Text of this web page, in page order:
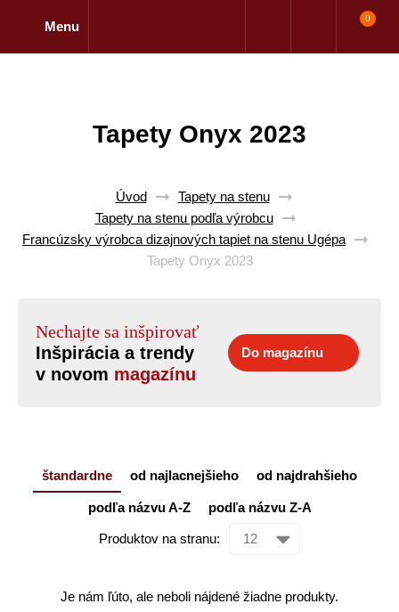
Menu
0
Tapety Onyx 2023
Úvod
Tapety na stenu
Tapety na stenu podľa výrobcu
Francúzsky výrobca dizajnových tapiet na stenu Ugépa
Tapety Onyx 2023
Nechajte sa inšpirovať
Inšpirácia a trendy
v novom magazínu
Do magazínu
štandardne od najlacnejšieho od najdrahšieho
podľa názvu A-Z podľa názvu Z-A
Produktov na stranu:
Je nám ľúto, ale neboli nájdené žiadne produkty.